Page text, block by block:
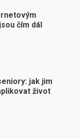
čím dál
jak jim
život